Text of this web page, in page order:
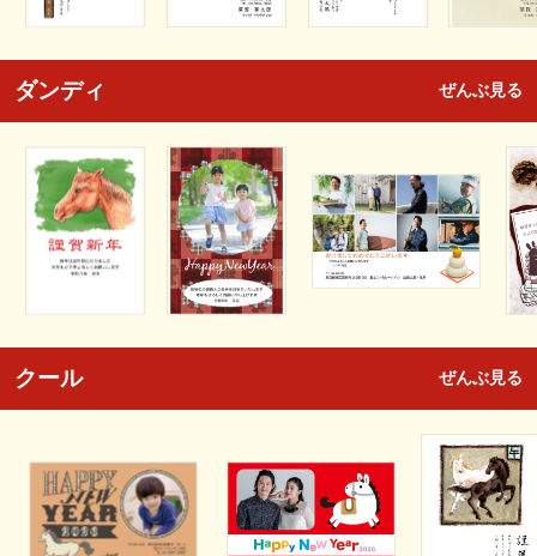
ダンディ ぜんぶ見る
クール ぜんぶ見る